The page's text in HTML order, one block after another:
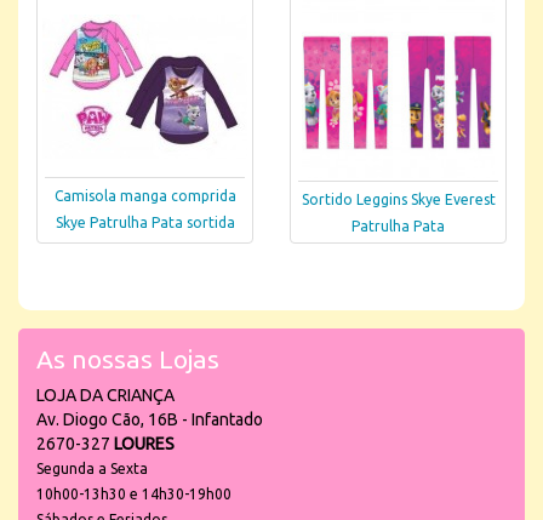
Camisola manga comprida
Skye Patrulha Pata sortida
Sortido Leggins Skye Everest
Patrulha Pata
As nossas Lojas
LOJA DA CRIANÇA
Av. Diogo Cão, 16B - Infantado
2670-327 LOURES
Segunda a Sexta
10h00-13h30 e 14h30-19h00